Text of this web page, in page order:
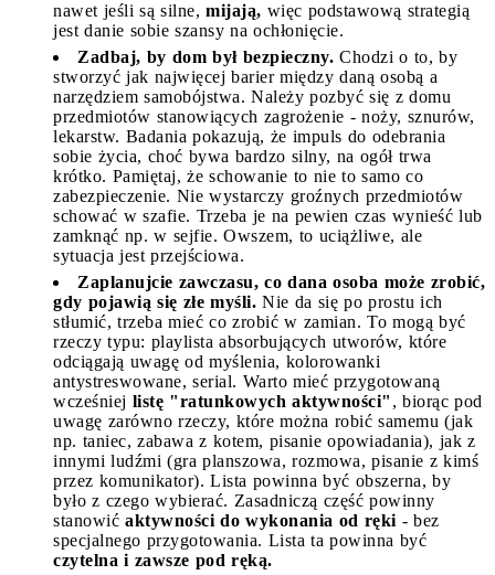
nawet jeśli są silne, mijają, więc podstawową strategią
jest danie sobie szansy na ochłonięcie.
Zadbaj, by dom był bezpieczny. Chodzi o to, by
stworzyć jak najwięcej barier między daną osobą a
narzędziem samobójstwa. Należy pozbyć się z domu
przedmiotów stanowiących zagrożenie - noży, sznurów,
lekarstw. Badania pokazują, że impuls do odebrania
sobie życia, choć bywa bardzo silny, na ogół trwa
krótko. Pamiętaj, że schowanie to nie to samo co
zabezpieczenie. Nie wystarczy groźnych przedmiotów
schować w szafie. Trzeba je na pewien czas wynieść lub
zamknąć np. w sejfie. Owszem, to uciążliwe, ale
sytuacja jest przejściowa.
Zaplanujcie zawczasu, co dana osoba może zrobić,
gdy pojawią się złe myśli. Nie da się po prostu ich
stłumić, trzeba mieć co zrobić w zamian. To mogą być
rzeczy typu: playlista absorbujących utworów, które
odciągają uwagę od myślenia, kolorowanki
antystreswowane, serial. Warto mieć przygotowaną
wcześniej listę "ratunkowych aktywności" , biorąc pod
uwagę zarówno rzeczy, które można robić samemu (jak
np. taniec, zabawa z kotem, pisanie opowiadania), jak z
innymi ludźmi (gra planszowa, rozmowa, pisanie z kimś
przez komunikator). Lista powinna być obszerna, by
było z czego wybierać. Zasadniczą część powinny
stanowić aktywności do wykonania od ręki - bez
specjalnego przygotowania. Lista ta powinna być
czytelna i zawsze pod ręką.